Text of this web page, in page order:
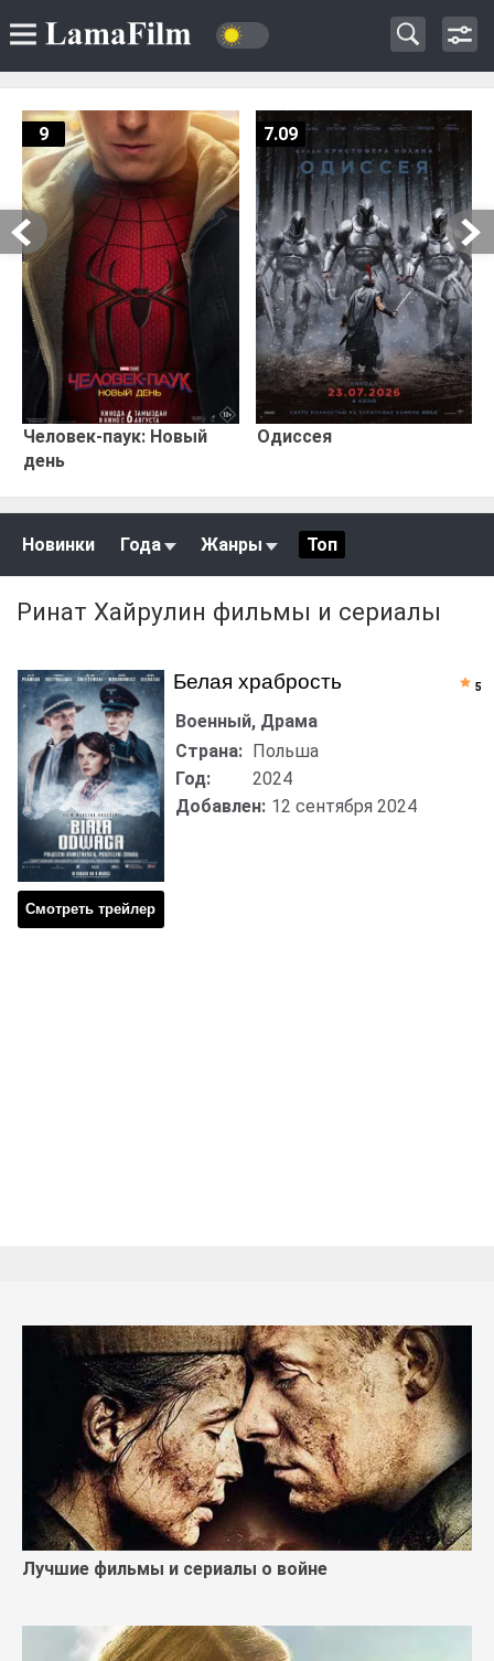
Человек-паук: Новый
день
9
Одиссея
7.09
Новинки Года Жанры Топ
Ринат Хайрулин фильмы и сериалы
Белая храбрость
Смотреть трейлер
Военный, Драма
Страна: Польша
Год:
2024
Добавлен: 12 сентября 2024
5
Лучшие фильмы и сериалы о войне